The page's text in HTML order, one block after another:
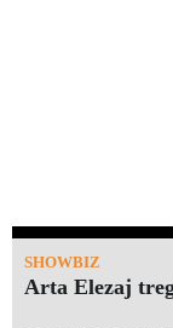
SHOWBIZ
Arta Elezaj